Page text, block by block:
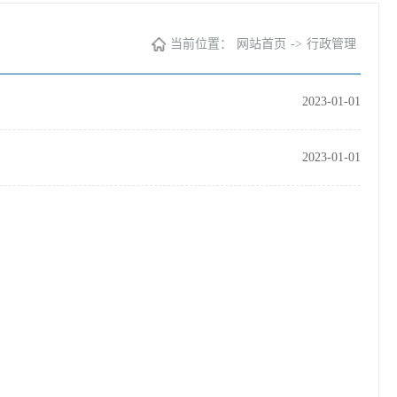
当前位置： 网站首页 -> 行政管理
2023-01-01
2023-01-01